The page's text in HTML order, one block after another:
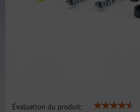
Évaluation du produit: